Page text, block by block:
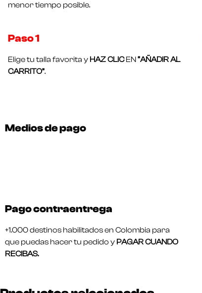
menor tiempo posible.
Paso 1​
Elige tu talla favorita y HAZ CLICEN“AÑADIR AL
CARRITO”.
Medios de pago
Pago contraentrega
+1.000 destinos habilitados en Colombia para
que puedas hacer tu pedido y PAGAR CUANDO
RECIBAS.